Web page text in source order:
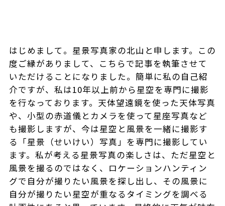
はじめまして。星景写真家の北山と申します。この
度ご縁がありまして、こちらで記事を執筆させて
いただけることになりました。簡単に私の自己紹
介ですが、私は10年以上前から星空を専門に撮影
を行なっております。天体望遠鏡を使った天体写真
や、小型の赤道儀とカメラを使って星座写真など
も撮影しますが、今は星空と風景を一緒に撮影す
る「星景（せいけい）写真」を専門に撮影してい
ます。私が考える星景写真の楽しさは、ただ星空と
風景を撮るのではなく、ロケーションハンティン
グで自分が撮りたい風景を探し出し、その風景に
自分が撮りたい星空が重なるタイミングを調べる